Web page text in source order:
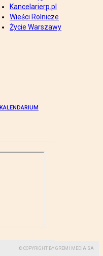
Kancelarierp.pl
Wieści Rolnicze
Życie Warszawy
KALENDARIUM
© COPYRIGHT BY GREMI MEDIA SA